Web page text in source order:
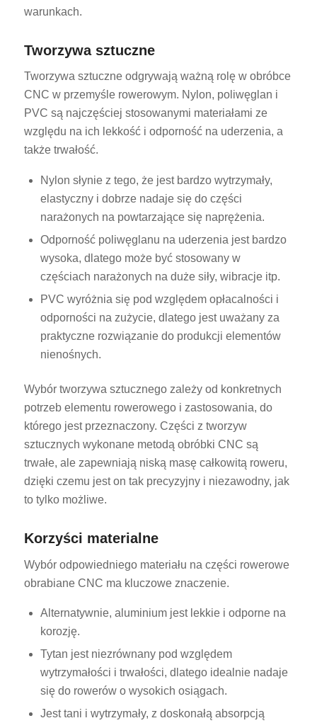
warunkach.
Tworzywa sztuczne
Tworzywa sztuczne odgrywają ważną rolę w obróbce
CNC w przemyśle rowerowym. Nylon, poliwęglan i
PVC są najczęściej stosowanymi materiałami ze
względu na ich lekkość i odporność na uderzenia, a
także trwałość.
Nylon słynie z tego, że jest bardzo wytrzymały,
elastyczny i dobrze nadaje się do części
narażonych na powtarzające się naprężenia.
Odporność poliwęglanu na uderzenia jest bardzo
wysoka, dlatego może być stosowany w
częściach narażonych na duże siły, wibracje itp.
PVC wyróżnia się pod względem opłacalności i
odporności na zużycie, dlatego jest uważany za
praktyczne rozwiązanie do produkcji elementów
nienośnych.
Wybór tworzywa sztucznego zależy od konkretnych
potrzeb elementu rowerowego i zastosowania, do
którego jest przeznaczony. Części z tworzyw
sztucznych wykonane metodą obróbki CNC są
trwałe, ale zapewniają niską masę całkowitą roweru,
dzięki czemu jest on tak precyzyjny i niezawodny, jak
to tylko możliwe.
Korzyści materialne
Wybór odpowiedniego materiału na części rowerowe
obrabiane CNC ma kluczowe znaczenie.
Alternatywnie, aluminium jest lekkie i odporne na
korozję.
Tytan jest niezrównany pod względem
wytrzymałości i trwałości, dlatego idealnie nadaje
się do rowerów o wysokich osiągach.
Jest tani i wytrzymały, z doskonałą absorpcją